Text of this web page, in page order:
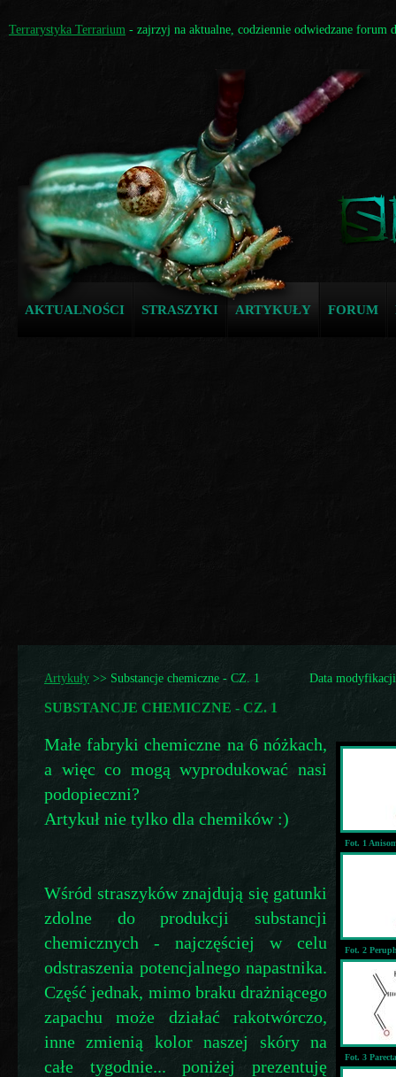
Terrarystyka Terrarium - zajrzyj na aktualne, codziennie odwiedzane forum
AKTUALNOŚCI STRASZYKI ARTYKUŁY FORUM
Data
Artykuły >> Substancje chemiczne - CZ. 1
SUBSTANCJE CHEMICZNE - CZ. 1
Fot. 1
Fot. 2
Fot. 3
Małe fabryki chemiczne na 6 nóżkach,
a więc co mogą wyprodukować nasi
podopieczni?
Artykuł nie tylko dla chemików :)
Wśród straszyków znajdują się gatunki
zdolne do produkcji substancji
chemicznych - najczęściej w celu
odstraszenia potencjalnego napastnika.
Część jednak, mimo braku drażniącego
zapachu może działać rakotwórczo,
inne zmienią kolor naszej skóry na
całe tygodnie... poniżej prezentuję